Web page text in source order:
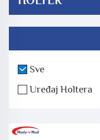
Sve
Uređaj Holtera